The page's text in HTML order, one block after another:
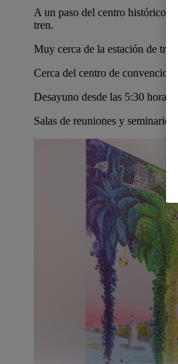
A un paso del centro histórico y
tren.
Muy cerca de la estación de tren
Cerca del centro de
Desayuno desde las 5:30 horas
Salas de reuniones y seminarios